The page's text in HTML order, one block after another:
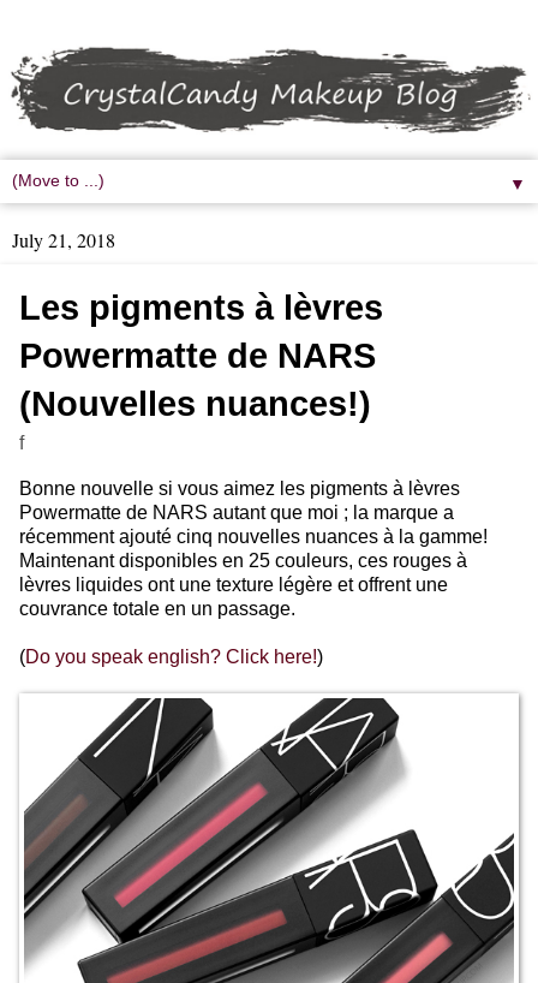
▼
July 21, 2018
Les pigments à lèvres
Powermatte de NARS
(Nouvelles nuances!)
f
Bonne nouvelle si vous aimez les pigments à lèvres
Powermatte de NARS autant que moi ; la marque a
récemment ajouté cinq nouvelles nuances à la gamme!
Maintenant disponibles en 25 couleurs, ces rouges à
lèvres liquides ont une texture légère et offrent une
couvrance totale en un passage.
(Do you speak english? Click here!)